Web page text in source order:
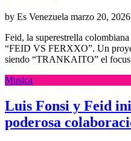
by Es Venezuela marzo 20, 2026
Feid, la superestrella
“FEID VS FERXXO”. Un
siendo “TRANKAITO” el
Musica
Luis Fonsi y Feid
poderosa